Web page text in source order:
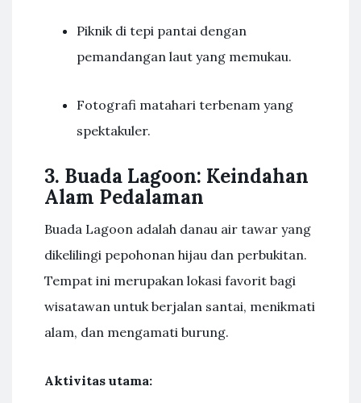
Piknik di tepi pantai dengan
pemandangan laut yang memukau.
Fotografi matahari terbenam yang
spektakuler.
3. Buada Lagoon: Keindahan
Alam Pedalaman
Buada Lagoon adalah danau air tawar yang
dikelilingi pepohonan hijau dan perbukitan.
Tempat ini merupakan lokasi favorit bagi
wisatawan untuk berjalan santai, menikmati
alam, dan mengamati burung.
Aktivitas utama: